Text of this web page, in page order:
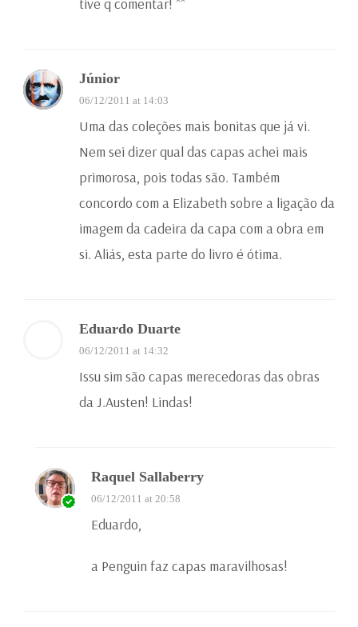
tive q comentar! ^^
Júnior
06/12/2011 at 14:03
Uma das coleções mais bonitas que já vi.
Nem sei dizer qual das capas achei mais
primorosa, pois todas são. Também
concordo com a Elizabeth sobre a ligação da
imagem da cadeira da capa com a obra em
si. Aliás, esta parte do livro é ótima.
Eduardo Duarte
06/12/2011 at 14:32
Issu sim são capas merecedoras das obras
da J.Austen! Lindas!
Raquel Sallaberry
06/12/2011 at 20:58
Eduardo,
a Penguin faz capas maravilhosas!